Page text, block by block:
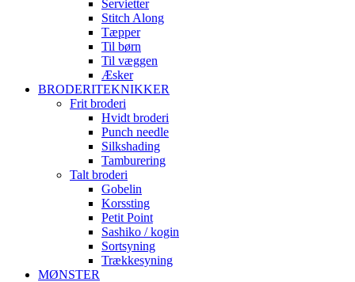
Servietter
Stitch Along
Tæpper
Til børn
Til væggen
Æsker
BRODERITEKNIKKER
Frit broderi
Hvidt broderi
Punch needle
Silkshading
Tamburering
Talt broderi
Gobelin
Korssting
Petit Point
Sashiko / kogin
Sortsyning
Trækkesyning
MØNSTER